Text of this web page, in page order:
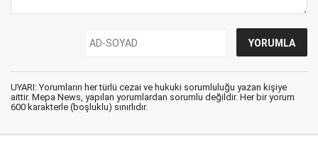
UYARI: Yorumların her türlü cezai ve hukuki sorumluluğu yazan kişiye
aittir. Mepa News, yapılan yorumlardan sorumlu değildir. Her bir yorum
600 karakterle (boşluklu) sınırlıdır.